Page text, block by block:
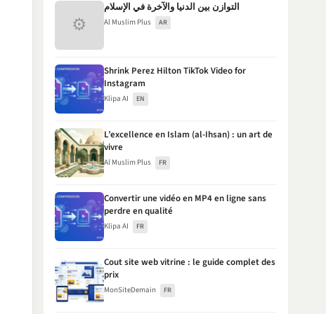
⚙
التوازن بين الدنيا والآخرة في الإسلام
Al Muslim Plus AR
Shrink Perez Hilton TikTok Video for
Instagram
Klipa AI EN
L’excellence en Islam (al-Ihsan) : un art de
vivre
Al Muslim Plus FR
Convertir une vidéo en MP4 en ligne sans
perdre en qualité
Klipa AI FR
Cout site web vitrine : le guide complet des
prix
MonSiteDemain FR